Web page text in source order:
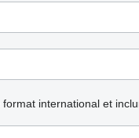
international et